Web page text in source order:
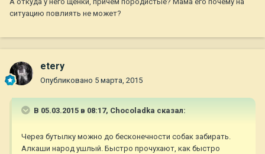
ситуацию повлиять не может?
etery
Опубликовано 5 марта, 2015
В 05.03.2015 в 08:17, Chocoladka сказал:
Через бутылку можно до бесконечности собак забирать.
Алкаши народ ушлый. Быстро прочухают, как быстро